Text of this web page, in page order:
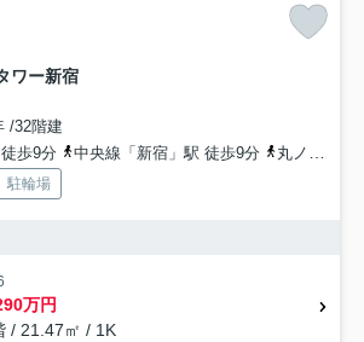
ワー新宿
/32階建
歩9分
中央線「新宿」駅 徒歩9分 丸ノ内線「新宿」駅 徒歩9分
駐輪場
万円
/ 21.47㎡ / 1K